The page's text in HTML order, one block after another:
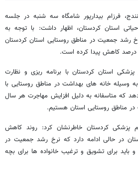
فرزام بیدارپور شامگاه سه شنبه در جلسه
استان کردستان، اظهار داشت: با توجه به
رشد جمعیت در مناطق روستایی استان کردستان
استان کردستان با برنامه ریزی و نظارت
وسیله خانه های بهداشت در مناطق روستایی با
که متاسفانه به دلیل افزایش مهاجرت هر سال
مناطق روستایی استان هستیم.
پزشکی کردستان خاطرنشان کرد: روند کاهش
در حالی ادامه دارد که نرخ رشد جمعیت در
درصد است و باید برای تشویق و ترغیب خانواده ها برای بچه